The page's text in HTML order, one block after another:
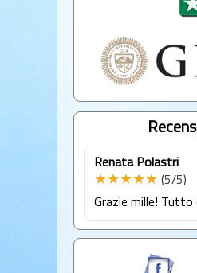
Renata Polastri
★★★★★ (5/5)
Grazie mille!